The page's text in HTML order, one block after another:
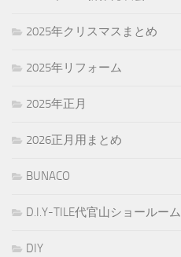
2025年クリスマスまとめ
2025年リフォーム
2025年正月
2026正月用まとめ
BUNACO
D.I.Y-TILE代官山ショールーム
DIY